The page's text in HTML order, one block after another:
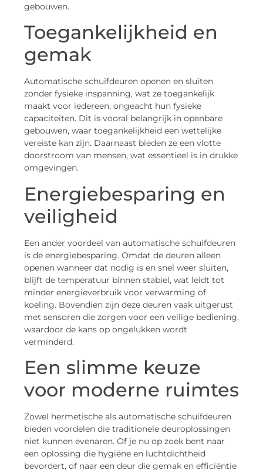
gebouwen.
Toegankelijkheid en
gemak
Automatische schuifdeuren openen en sluiten
zonder fysieke inspanning, wat ze toegankelijk
maakt voor iedereen, ongeacht hun fysieke
capaciteiten. Dit is vooral belangrijk in openbare
gebouwen, waar toegankelijkheid een wettelijke
vereiste kan zijn. Daarnaast bieden ze een vlotte
doorstroom van mensen, wat essentieel is in drukke
omgevingen.
Energiebesparing en
veiligheid
Een ander voordeel van automatische schuifdeuren
is de energiebesparing. Omdat de deuren alleen
openen wanneer dat nodig is en snel weer sluiten,
blijft de temperatuur binnen stabiel, wat leidt tot
minder energieverbruik voor verwarming of
koeling. Bovendien zijn deze deuren vaak uitgerust
met sensoren die zorgen voor een veilige bediening,
waardoor de kans op ongelukken wordt
verminderd.
Een slimme keuze
voor moderne ruimtes
Zowel hermetische als automatische schuifdeuren
bieden voordelen die traditionele deuroplossingen
niet kunnen evenaren. Of je nu op zoek bent naar
een oplossing die hygiëne en luchtdichtheid
bevordert, of naar een deur die gemak en efficiëntie